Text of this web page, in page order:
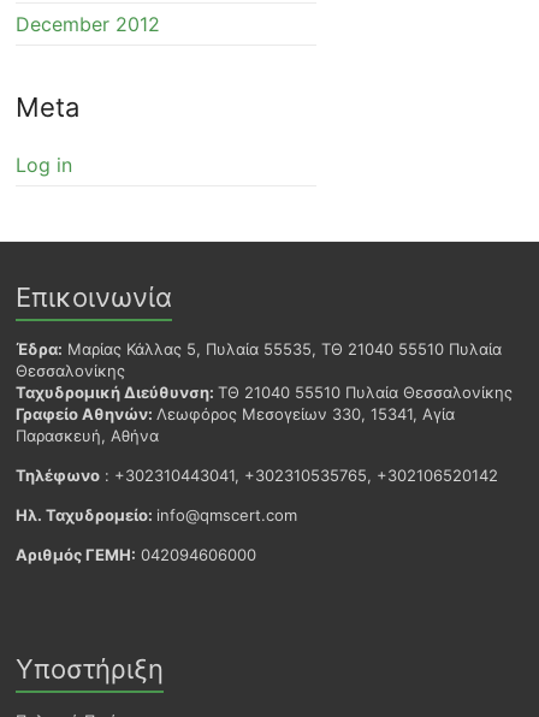
December 2012
Meta
Log in
Επικοινωνία
Έδρα: Μαρίας Κάλλας 5, Πυλαία 55535, ΤΘ 21040 55510 Πυλαία
Θεσσαλονίκης
Ταχυδρομική Διεύθυνση:ΤΘ 21040 55510 Πυλαία Θεσσαλονίκης
Γραφείο Αθηνών: Λεωφόρος Μεσογείων 330, 15341, Αγία
Παρασκευή, Αθήνα
Τηλέφωνο : +302310443041, +302310535765, +302106520142
Ηλ. Ταχυδρομείο: info@qmscert.com
Αριθμός ΓΕΜΗ: 042094606000
Υποστήριξη